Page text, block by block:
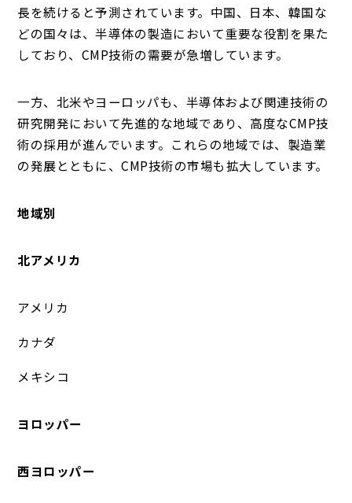
長を続けると予測されています。中国、日本、韓国な
どの国々は、半導体の製造において重要な役割を果た
しており、CMP技術の需要が急増しています。
一方、北米やヨーロッパも、半導体および関連技術の
研究開発において先進的な地域であり、高度なCMP技
術の採用が進んでいます。これらの地域では、製造業
の発展とともに、CMP技術の市場も拡大しています。
地域別
北アメリカ
アメリカ
カナダ
メキシコ
ヨロッパー
西ヨロッパー